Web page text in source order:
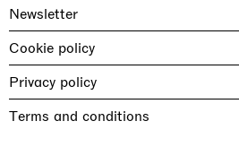
Newsletter
Cookie policy
Privacy policy
Terms and conditions